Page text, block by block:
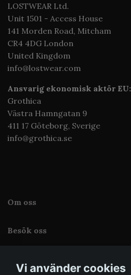
LOSTWEAR Ltd.
Unit 1501 - Access House
141 Morden Road, Mitcham
CR4 4DG London
United Kingdom
info@lostwear.com
Ansvarig ekonomisk aktör EU:
Grothica
Västra Hamngatan 9
411 17 Göteborg, Sverige
info@grothica.se
Om oss
Besök oss
Vi använder cookies